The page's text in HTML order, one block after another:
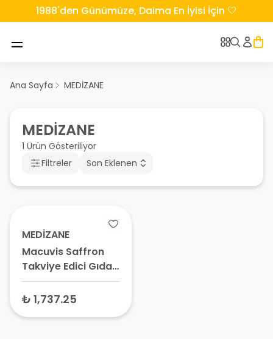
1988'den Günümüze, Daima En İyisi İçin 🤍
Ana Sayfa MEDİZANE
MEDİZANE
1 Ürün Gösteriliyor
Filtreler
Son Eklenen
MEDİZANE
Macuvis Saffron
Takviye Edici Gıda
30 Kapsül
₺ 1,737.25